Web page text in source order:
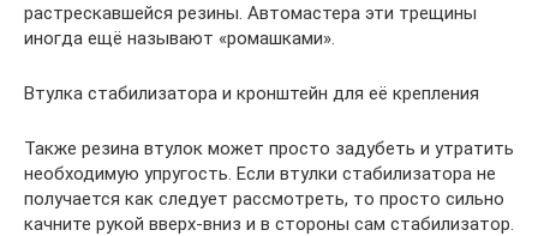
растрескавшейся резины. Автомастера эти трещины
иногда ещё называют «ромашками».
Втулка стабилизатора и кронштейн для её крепления
Также резина втулок может просто задубеть и утратить
необходимую упругость. Если втулки стабилизатора не
получается как следует рассмотреть, то просто сильно
качните рукой вверх-вниз и в стороны сам стабилизатор.